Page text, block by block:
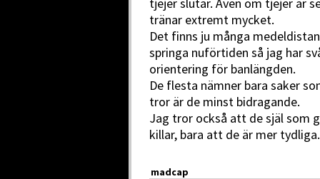
tränar extremt mycket.
Det finns ju många
springa nuförtiden så jag har
orientering för banlängden.
De flesta nämner bara saker
tror är de minst bidragande.
Jag tror också att de själ som
killar, bara att de är mer tydliga.
madcap